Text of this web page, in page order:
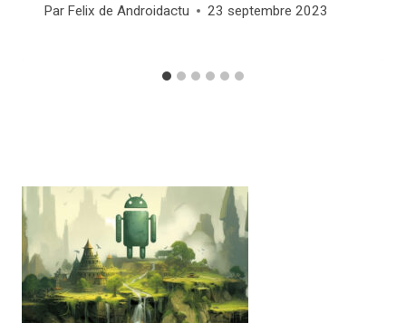
Par Felix de Androidactu 23 septembre 2023